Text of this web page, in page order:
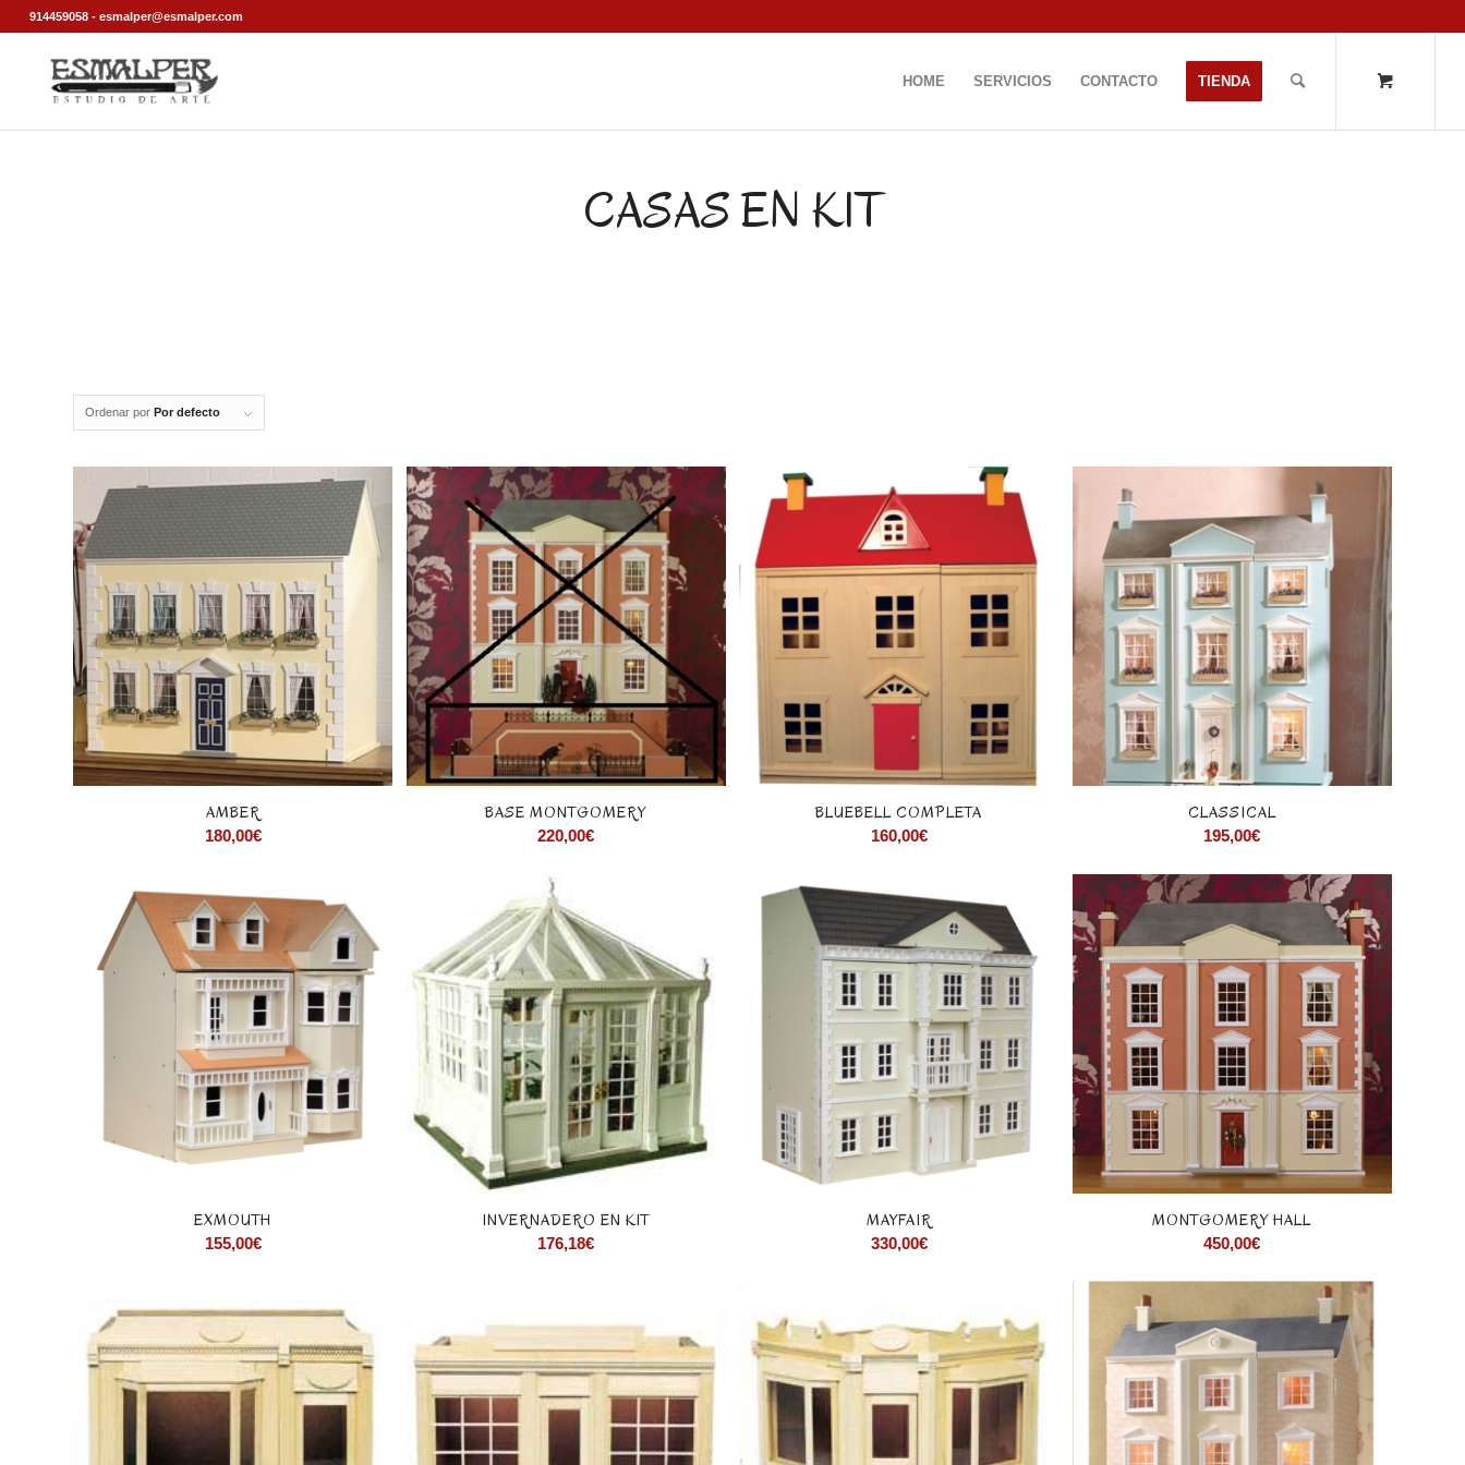
914459058 - esmalper@esmalper.com
HOME SERVICIOS CONTACTO TIENDA
CASAS EN KIT
Ordenar por Por defecto
AMBER
180,00€
BASE MONTGOMERY
220,00€
BLUEBELL COMPLETA
160,00€
CLASSICAL
195,00€
EXMOUTH
155,00€
INVERNADERO EN KIT
176,18€
MAYFAIR
330,00€
MONTGOMERY HALL
450,00€